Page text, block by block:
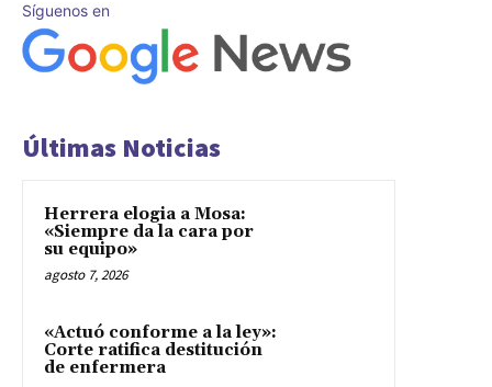
Síguenos en
Últimas Noticias
Herrera elogia a Mosa:
«Siempre da la cara por
su equipo»
agosto 7, 2026
«Actuó conforme a la ley»:
Corte ratifica destitución
de enfermera